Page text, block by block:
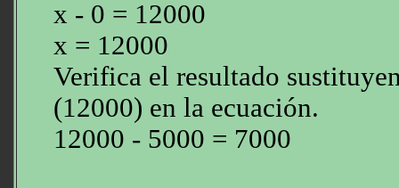
x - 0 = 12000
x = 12000
Verifica el resultado
(12000) en la ecuación.
12000 - 5000 = 7000